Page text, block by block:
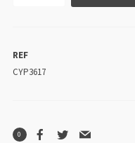
REF
CYP3617
0